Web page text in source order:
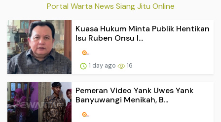
Portal Warta News Siang Jitu Online
Kuasa Hukum Minta Publik Hentikan
Isu Ruben Onsu I...
1 day ago 16
Pemeran Video Yank Uwes Yank
Banyuwangi Menikah, B...